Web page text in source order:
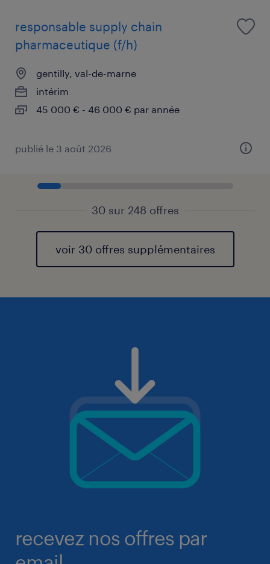
responsable supply chain
pharmaceutique (f/h)
gentilly, val-de-marne
intérim
45 000 € - 46 000 € par année
publié le 3 août 2026
30 sur 248 offres
voir 30 offres supplémentaires
recevez nos offres par